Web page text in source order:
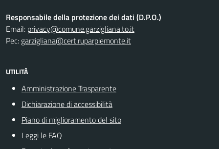
Responsabile della protezione dei dati (D.P.O.)
Email: privacy@comune.garzigliana.to.it
Pec: garzigliana@cert.ruparpiemonte.it
UTILITÀ
Amministrazione Trasparente
Dichiarazione di accessibilità
Piano di miglioramento del sito
Leggi le FAQ